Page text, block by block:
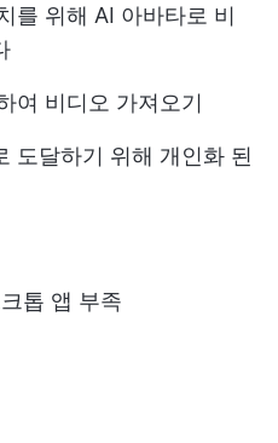
를 위해 AI 아바타로 비
여 비디오 가져오기
도달하기 위해 개인화 된
톱 앱 부족